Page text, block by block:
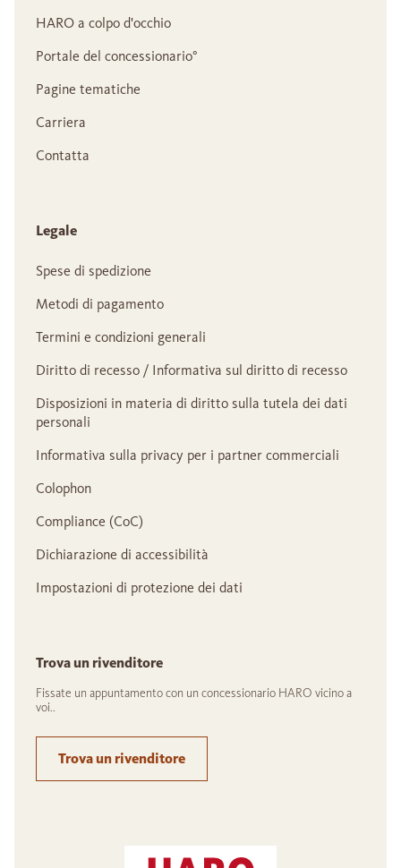
HARO a colpo d'occhio
Portale del concessionario°
Pagine tematiche
Carriera
Contatta
Legale
Spese di spedizione
Metodi di pagamento
Termini e condizioni generali
Diritto di recesso / Informativa sul diritto di recesso
Disposizioni in materia di diritto sulla tutela dei dati
personali
Informativa sulla privacy per i partner commerciali
Colophon
Compliance (CoC)
Dichiarazione di accessibilità
Impostazioni di protezione dei dati
Trova un rivenditore
Fissate un appuntamento con un concessionario HARO vicino a
voi..
Trova un rivenditore